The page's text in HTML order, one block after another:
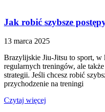
Jak robić szybsze
13 marca 2025
Brazylijskie Jiu-Jitsu to sport,
regularnych treningów, ale
strategii. Jeśli chcesz robić
przychodzenie na treningi
Czytaj więcej